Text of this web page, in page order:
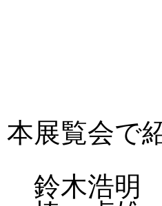
本展覧会で
鈴木浩明